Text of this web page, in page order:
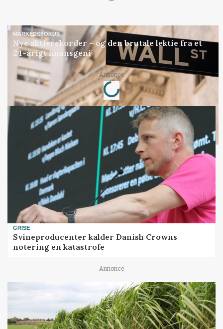
MARKEDSFOKUS
Nye aktierekorder – og den brutale lektie fra et
24-årigt finansgeni
Annonce
Loading...
GRISE
Svineproducenter kalder Danish Crowns
notering en katastrofe
Annonce